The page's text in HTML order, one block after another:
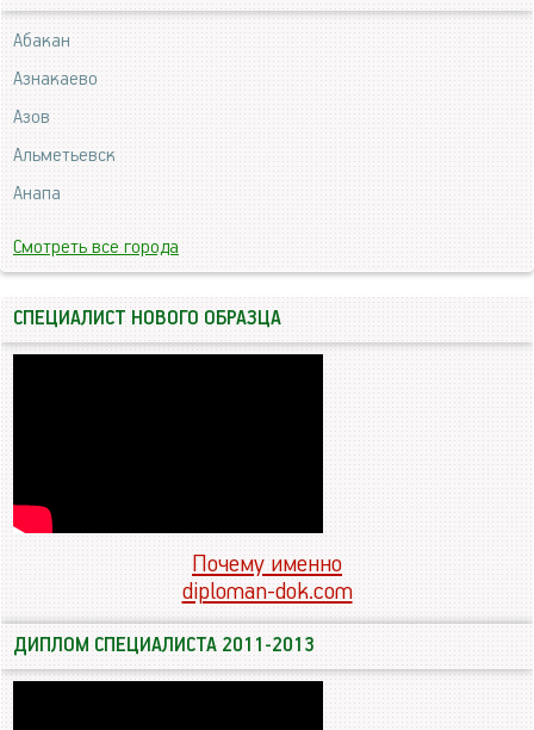
Абакан
Азнакаево
Азов
Альметьевск
Анапа
Смотреть все города
СПЕЦИАЛИСТ НОВОГО ОБРАЗЦА
Почему именно
diploman-dok.com
ДИПЛОМ СПЕЦИАЛИСТА 2011-2013